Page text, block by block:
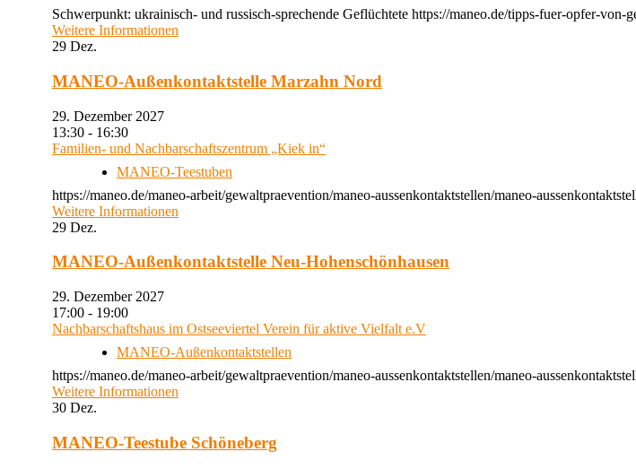
Schwerpunkt: ukrainisch- und russisch-sprechende Geflüchtete https://maneo.de/tipps-fuer-opfer-von-
Weitere Informationen
29 Dez.
MANEO-Außenkontaktstelle Marzahn Nord
29. Dezember 2027
13:30 - 16:30
Familien- und Nachbarschaftszentrum „Kiek in“
MANEO-Teestuben
https://maneo.de/maneo-arbeit/gewaltpraevention/maneo-aussenkontaktstellen/maneo-
Weitere Informationen
29 Dez.
MANEO-Außenkontaktstelle Neu-Hohenschönhausen
29. Dezember 2027
17:00 - 19:00
Nachbarschaftshaus im Ostseeviertel Verein für aktive Vielfalt e.V
MANEO-Außenkontaktstellen
https://maneo.de/maneo-arbeit/gewaltpraevention/maneo-aussenkontaktstellen/maneo-
Weitere Informationen
30 Dez.
MANEO-Teestube Schöneberg